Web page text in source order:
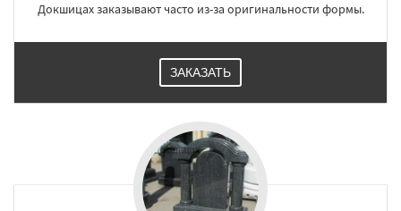
Докшицах заказывают часто из-за оригинальности формы.
ЗАКАЗАТЬ